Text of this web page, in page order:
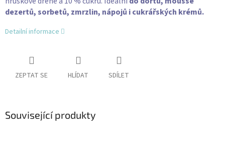
dezertů, sorbetů, zmrzlin, nápojů i cukrářských krémů.
Detailní informace
ZEPTAT SE HLÍDAT SDÍLET
Související produkty